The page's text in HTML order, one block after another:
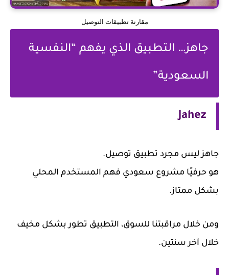
مقارنة تطبيقات التوصيل
جاهز… التطبيق الذي يفهم “النفسية
السعودية”
Jahez
ليس مجرد تطبيق توصيل.
حرفيًا مشروع سعودي فهم المستخدم المحلي
ممتاز.
خلال مراقبتنا للسوق، التطبيق تطور بشكل مخيف
آخر سنتين.